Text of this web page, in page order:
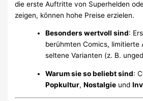
die erste Auftritte von Superhelden
zeigen, können hohe Preise erzielen.
Besonders wertvoll sind:
berühmten Comics, limitierte
seltene Varianten (z. B.
Warum sie so beliebt sind:
Popkultur,Nostalgie und